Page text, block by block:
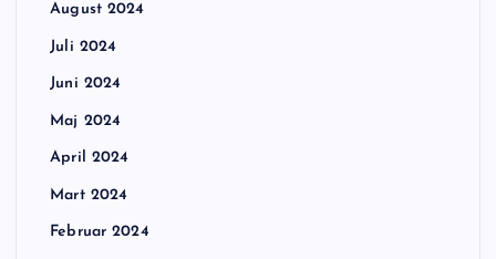
August 2024
Juli 2024
Juni 2024
Maj 2024
April 2024
Mart 2024
Februar 2024